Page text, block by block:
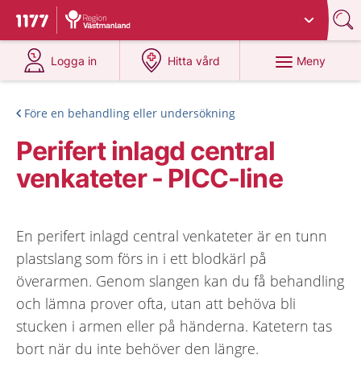
Till startsidan för 1177
Du har valt region
Logga in
på 1177.se
Hitta vård
på 1177.se
Meny
Före en behandling eller undersökning
Perifert inlagd central
venkateter - PICC-line
En perifert inlagd central venkateter är en tunn
plastslang som förs in i ett blodkärl på
överarmen. Genom slangen kan du få behandling
och lämna prover ofta, utan att behöva bli
stucken i armen eller på händerna. Katetern tas
bort när du inte behöver den längre.